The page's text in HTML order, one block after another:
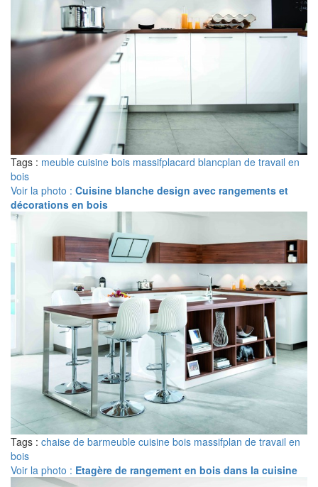
Tags : meuble cuisine bois massifplacard blancplan de travail en
bois
Voir la photo : Cuisine blanche design avec rangements et
décorations en bois
Tags : chaise de barmeuble cuisine bois massifplan de travail en
bois
Voir la photo : Etagère de rangement en bois dans la cuisine